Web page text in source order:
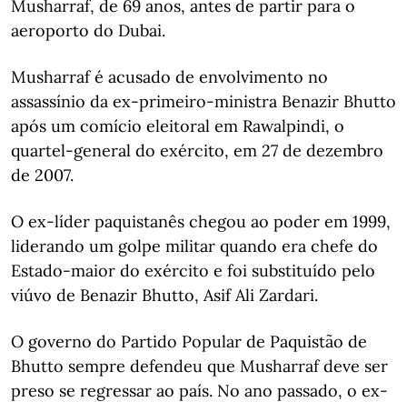
Musharraf, de 69 anos, antes de partir para o
aeroporto do Dubai.
Musharraf é acusado de envolvimento no
assassínio da ex-primeiro-ministra Benazir Bhutto
após um comício eleitoral em Rawalpindi, o
quartel-general do exército, em 27 de dezembro
de 2007.
O ex-líder paquistanês chegou ao poder em 1999,
liderando um golpe militar quando era chefe do
Estado-maior do exército e foi substituído pelo
viúvo de Benazir Bhutto, Asif Ali Zardari.
O governo do Partido Popular de Paquistão de
Bhutto sempre defendeu que Musharraf deve ser
preso se regressar ao país. No ano passado, o ex-